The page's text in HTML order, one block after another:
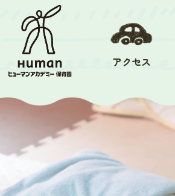
アクセス